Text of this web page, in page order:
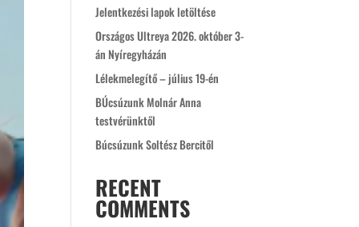
Jelentkezési lapok letöltése
Országos Ultreya 2026. október 3-
án Nyíregyházán
Lélekmelegítő – július 19-én
BÚcsúzunk Molnár Anna
testvérünktől
Búcsúzunk Soltész Bercitől
RECENT
COMMENTS